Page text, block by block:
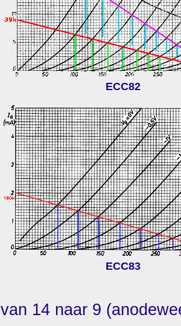
ECC82
ECC83
van 14 naar 9